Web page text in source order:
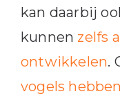
kan daarbij
kunnen zelfs
ontwikkelen.
vogels